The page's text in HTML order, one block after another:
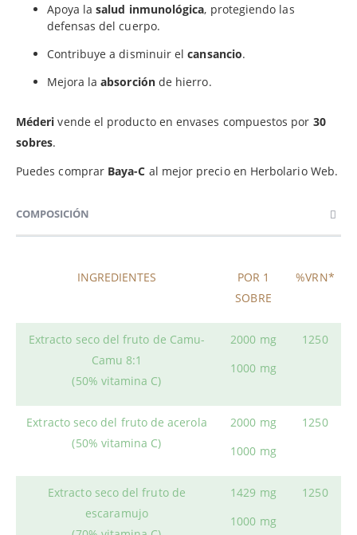
Apoya lasalud inmunológica, protegiendo las
defensas del cuerpo.
Contribuye a disminuir elcansancio.
Mejora laabsorciónde hierro.
Méderi vende el producto en envases compuestos por 30
sobres.
Puedes comprar Baya-C al mejor precio en Herbolario Web.
COMPOSICIÓN
INGREDIENTES
POR 1
SOBRE
%VRN*
Extracto seco del fruto de Camu-
Camu 8:1
(50% vitamina C)
2000 mg
1000 mg
1250
Extracto seco del fruto de acerola
(50% vitamina C)
2000 mg
1000 mg
1250
Extracto seco del fruto de
escaramujo
1429 mg
1000 mg
1250